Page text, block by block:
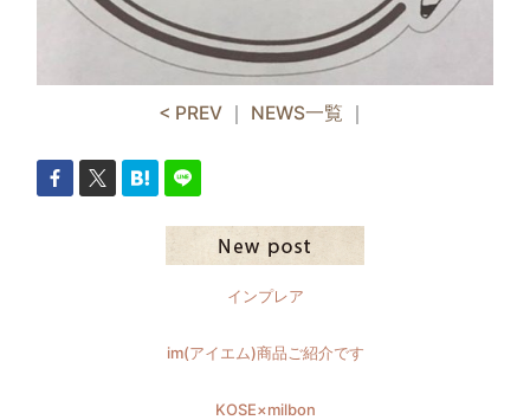
< PREV ｜ NEWS一覧 ｜
インプレア
im(アイエム)商品ご紹介です
KOSE×milbon